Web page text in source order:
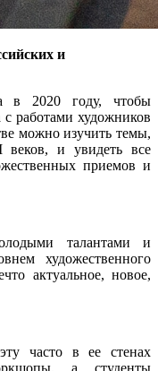
и
в 2020 году, чтобы
с работами художников
можно изучить темы,
веков, и увидеть все
приемов и
талантами и
художественного
актуальное, новое,
часто в ее стенах
а студенты